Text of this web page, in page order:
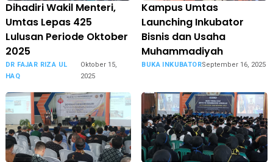
Dihadiri Wakil Menteri,
Umtas Lepas 425
Lulusan Periode Oktober
2025
DR FAJAR RIZA UL
HAQ
Oktober 15,
2025
Kampus Umtas
Launching Inkubator
Bisnis dan Usaha
Muhammadiyah
BUKA INKUBATORSeptember 16, 2025